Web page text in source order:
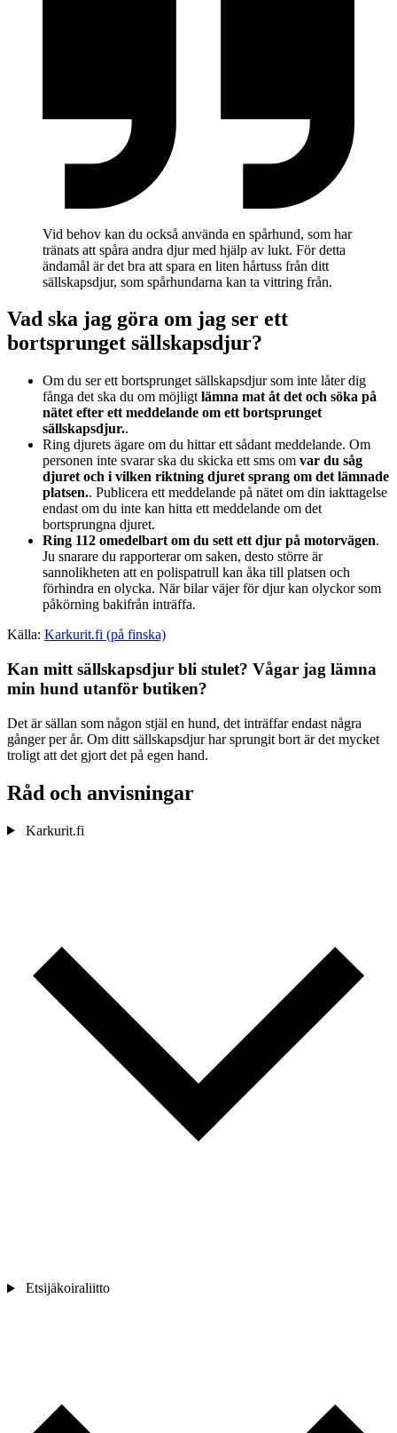
Vid behov kan du också använda en spårhund, som har
tränats att spåra andra djur med hjälp av lukt. För detta
ändamål är det bra att spara en liten hårtuss från ditt
sällskapsdjur, som spårhundarna kan ta vittring från.
Vad ska jag göra om jag ser ett
bortsprunget sällskapsdjur?
Om du ser ett bortsprunget sällskapsdjur som inte låter dig
fånga det ska du om möjligt lämna mat åt det och söka på
nätet efter ett meddelande om ett bortsprunget
sällskapsdjur..
Ring djurets ägare om du hittar ett sådant meddelande. Om
personen inte svarar ska du skicka ett sms om var du såg
djuret och i vilken riktning djuret sprang om det lämnade
platsen.. Publicera ett meddelande på nätet om din iakttagelse
endast om du inte kan hitta ett meddelande om det
bortsprungna djuret.
Ring 112 omedelbart om du sett ett djur på motorvägen.
Ju snarare du rapporterar om saken, desto större är
sannolikheten att en polispatrull kan åka till platsen och
förhindra en olycka. När bilar väjer för djur kan olyckor som
påkörning bakifrån inträffa.
Källa: Karkurit.fi (på finska)
Kan mitt sällskapsdjur bli stulet? Vågar jag lämna
min hund utanför butiken?
Det är sällan som någon stjäl en hund, det inträffar endast några
gånger per år. Om ditt sällskapsdjur har sprungit bort är det mycket
troligt att det gjort det på egen hand.
Råd och anvisningar
Karkurit.fi
Etsijäkoiraliitto